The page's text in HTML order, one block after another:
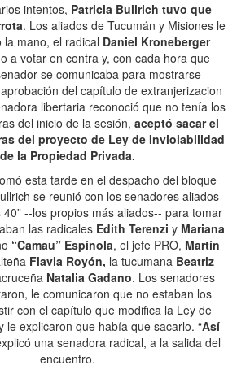
intentos, Patricia Bullrich tuvo que
. Los aliados de Tucumán y Misiones le
la mano, el radical Daniel Kroneberger
a votar en contra y, con cada hora que
se comunicaba para mostrarse
del capítulo de extranjerizacion
libertaria reconoció que no tenía los
del inicio de la sesión, aceptó sacar el
del proyecto de Ley de Inviolabilidad
de la Propiedad Privada.
esta tarde en el despacho del bloque
se reunió con los senadores aliados
40” --los propios más aliados-- para tomar
las radicales Edith Terenzi y Mariana
“Camau” Espínola, el jefe PRO, Martín
Flavia Royón, la tucumana Beatriz
Natalia Gadano. Los senadores
le comunicaron que no estaban los
con el capítulo que modifica la Ley de
le explicaron que había que sacarlo. “Así
una senadora radical, a la salida del
encuentro.